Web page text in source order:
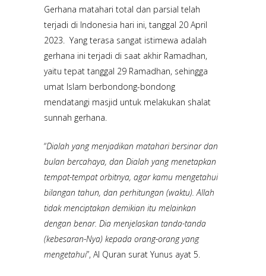
Gerhana matahari total dan parsial telah
terjadi di Indonesia hari ini, tanggal 20 April
2023. Yang terasa sangat istimewa adalah
gerhana ini terjadi di saat akhir Ramadhan,
yaitu tepat tanggal 29 Ramadhan, sehingga
umat Islam berbondong-bondong
mendatangi masjid untuk melakukan shalat
sunnah gerhana.
“Dialah yang menjadikan matahari bersinar dan
bulan bercahaya, dan Dialah yang menetapkan
tempat-tempat orbitnya, agar kamu mengetahui
bilangan tahun, dan perhitungan (waktu). Allah
tidak menciptakan demikian itu melainkan
dengan benar. Dia menjelaskan tanda-tanda
(kebesaran-Nya) kepada orang-orang yang
mengetahui”, Al Quran surat Yunus ayat 5.